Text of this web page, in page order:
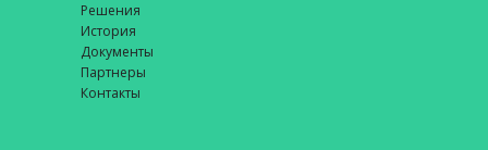
Решения
История
Документы
Партнеры
Контакты